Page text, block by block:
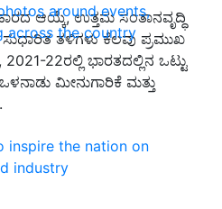
around events,
across the country
inspire the nation on
industry
ಆಯ್ಕೆ, ಉತ್ತಮ ಸಂತಾನವೃದ್ಧಿ
ತಳಿಗಳು ಕೆಲವು ಪ್ರಮುಖ
22ರಲ್ಲಿ ಭಾರತದಲ್ಲಿನ ಒಟ್ಟು
ಮೀನುಗಾರಿಕೆ ಮತ್ತು